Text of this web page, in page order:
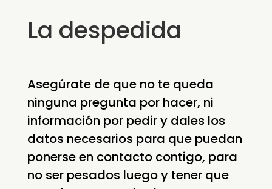
La despedida
Asegúrate de que no te queda
ninguna pregunta por hacer, ni
información por pedir y dales los
datos necesarios para que puedan
ponerse en contacto contigo, para
no ser pesados luego y tener que